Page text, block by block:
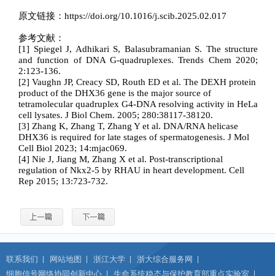
原文链接： https://doi.org/10.1016/j.scib.2025.02.017
参考文献：
[1] Spiegel J, Adhikari S, Balasubramanian S. The structure
and function of DNA G-quadruplexes. Trends Chem 2020;
2:123-136.
[2] Vaughn JP, Creacy SD, Routh ED et al. The DEXH protein
product of the DHX36 gene is the major source of
tetramolecular quadruplex G4-DNA resolving activity in HeLa
cell lysates. J Biol Chem. 2005; 280:38117-38120.
[3] Zhang K, Zhang T, Zhang Y et al. DNA/RNA helicase
DHX36 is required for late stages of spermatogenesis. J Mol
Cell Biol 2023; 14:mjac069.
[4] Nie J, Jiang M, Zhang X et al. Post-transcriptional
regulation of Nkx2-5 by RHAU in heart development. Cell
Rep 2015; 13:723-732.
联系我们 网站地图 浙江大学
浙大综合服务网
细胞信号网络协同创新中心
生命系统稳态与保护教育部重点实验室